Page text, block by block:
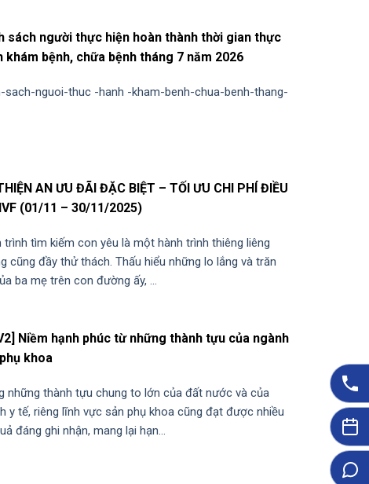
sách người thực hiện hoàn thành thời gian thực
khám bệnh, chữa bệnh tháng 7 năm 2026
sach-nguoi-thuc -hanh -kham-benh-chua-benh-thang-
AN ƯU ĐÃI ĐẶC BIỆT – TỐI ƯU CHI PHÍ ĐIỀU
(01/11 – 30/11/2025)
trình tìm kiếm con yêu là một hành trình thiêng liêng
cũng đầy thử thách. Thấu hiểu những lo lắng và trăn
ba mẹ trên con đường ấy, ...
Niềm hạnh phúc từ những thành tựu của ngành
khoa
những thành tựu chung to lớn của đất nước và của
y tế, riêng lĩnh vực sản phụ khoa cũng đạt được nhiều
đáng ghi nhận, mang lại hạn...